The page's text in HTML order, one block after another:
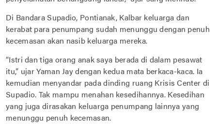
Di Bandara Supadio, Pontianak, Kalbar keluarga dan
kerabat para penumpang sudah menunggu dengan penuh
kecemasan akan nasib keluarga mereka.
“Istri dan tiga orang anak saya berada di dalam pesawat
itu,” ujar Yaman Jay dengan kedua mata berkaca-kaca. Ia
kemudian menyandar pada dinding ruang Krisis Center di
Supadio. Tak mampu menahan kesedihannya. Kesedihan
yang juga dirasakan keluarga penumpang lainnya yang
menunggu penuh kecemasan.